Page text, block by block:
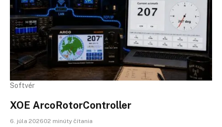
Softvér
XOE ArcoRotorController
6. júla 202602 minúty čítania